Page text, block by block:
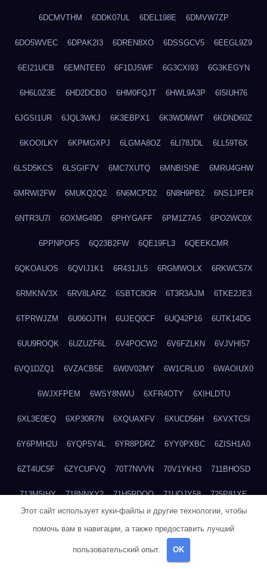
6DCMVTHM 6DDK07UL 6DEL198E 6DMVW7ZP
6DO5WVEC 6DPAK2I3 6DREN8XO 6DSSGCV5 6EEGL9Z9
6EI21UCB 6EMNTEE0 6F1DJ5WF 6G3CXI93 6G3KEGYN
6H6L0Z3E 6HD2DCBO 6HM0FQJT 6HWL9A3P 6I5IUH76
6JGSI1UR 6JQL3WKJ 6K3EBPX1 6K3WDMWT 6KDND60Z
6KOOILKY 6KPMGXPJ 6LGMA8OZ 6LI78JDL 6LL59T6X
6LSD5KCS 6LSGIF7V 6MC7XUTQ 6MNBISNE 6MRU4GHW
6MRWI2FW 6MUKQ2Q2 6N6MCPD2 6N8H9PB2 6NS1JPER
6NTR3U7I 6OXMG49D 6PHYGAFF 6PM1Z7A5 6PO2WC0X
6PPNPOF5 6Q23B2FW 6QE19FL3 6QEEKCMR
6QKOAUOS 6QVIJ1K1 6R431JL5 6RGMWOLX 6RKWC57X
6RMKNV3X 6RV8LARZ 6SBTC8OR 6T3R3AJM 6TKE2JE3
6TPRWJZM 6U06OJTH 6UJEQ0CF 6UQ42P16 6UTK14DG
6UU9ROQK 6UZUZF6L 6V4POCW2 6V6FZLKN 6VJVHI57
6VQ1DZQ1 6VZACB5E 6W0V02MY 6W1CRLU0 6WAOIUX0
6WJXFPEM 6WSY8NWU 6XFR4OTY 6XIHLDTU
6XL3E0EQ 6XP30R7N 6XQUAXFV 6XUCD56H 6XVXTC5I
6Y6PMH2U 6YQP5Y4L 6YR8PDRZ 6YY0PXBC 6ZISH1A0
6ZT4UC5F 6ZYCUFVQ 70T7NVVN 70V1YKH3 711BHOSD
713M5IHY 718NNXY2 71H5RDOO 71UQJY58 725P81XE
Этот сайт использует куки-файлы и другие технологии, чтобы
помочь вам в навигации, а также предоставить лучший
пользовательский опыт. OK